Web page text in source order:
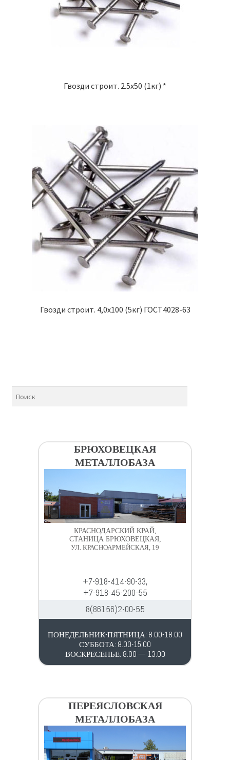
Гвозди строит. 2.5х50 (1кг) *
Гвозди строит. 4,0х100 (5кг) ГОСТ4028-63
БРЮХОВЕЦКАЯ
МЕТАЛЛОБАЗА
КРАСНОДАРСКИЙ КРАЙ,
СТАНИЦА БРЮХОВЕЦКАЯ,
УЛ. КРАСНОАРМЕЙСКАЯ, 19
+7-918-414-90-33,
+7-918-45-200-55
8(86156)2-00-55
ПОНЕДЕЛЬНИК-ПЯТНИЦА: 8.00-18.00
СУББОТА: 8.00-15.00
ВОСКРЕСЕНЬЕ: 8.00 — 13.00
ПЕРЕЯСЛОВСКАЯ
МЕТАЛЛОБАЗА